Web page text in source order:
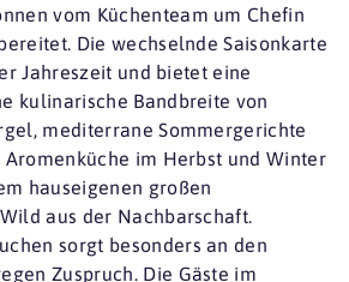
vom Küchenteam um Chefin
Die wechselnde Saisonkarte
Jahreszeit und bietet eine
kulinarische Bandbreite von
mediterrane Sommergerichte
im Herbst und Winter
hauseigenen großen
aus der Nachbarschaft.
sorgt besonders an den
Zuspruch. Die Gäste im